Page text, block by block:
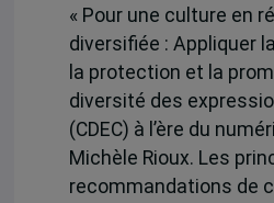
« Pour une culture en
diversifiée : Appliquer
la protection et la
diversité des
(CDEC) à l’ère du
Michèle Rioux. Les
recommandations de